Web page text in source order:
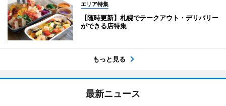
エリア特集
【随時更新】札幌でテークアウト・デリバリー
ができる店特集
もっと見る
最新ニュース